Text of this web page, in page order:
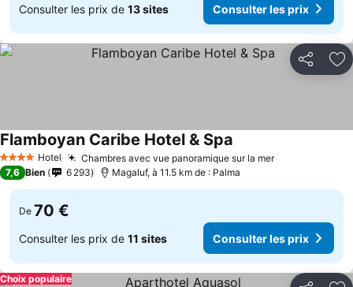
Consulter les prix de 13 sites Consulter les prix
Partager
4 Étoiles Hotel Chambres avec vue panoramique sur la mer
Flamboyan Caribe Hotel & Spa
7,6 Bien 6 293 Magaluf, à 11.5 km de : Palma
De 70 €
Consulter les prix de 11 sites Consulter les prix
Choix populaire